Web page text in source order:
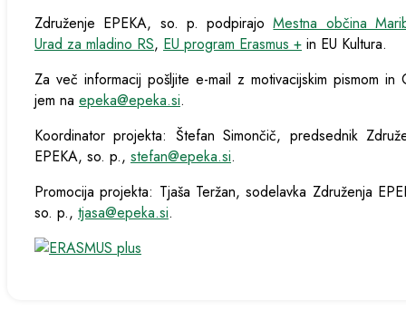
Združenje EPEKA, so. p. podpirajoMestna občina
Urad za mladino RS, EU program Erasmus + in EU Kultura.
Za več informacij pošljite e-mail z motivacijskim pismom in
jem na epeka@epeka.si.
Koordinator projekta: Štefan Simončič, predsednik
EPEKA, so. p., stefan@epeka.si.
Promocija projekta: Tjaša Teržan, sodelavka Združenja
so. p., tjasa@epeka.si.